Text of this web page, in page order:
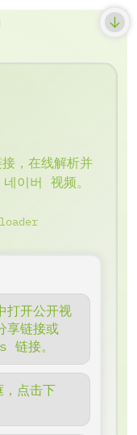
在线解析并
이버 视频。
开公开视
链接或
接。
，点击下